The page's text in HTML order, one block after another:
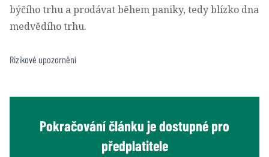
býčího trhu a prodávat během paniky, tedy blízko dna
medvědího trhu.
Rizikové upozornění
Pokračování článku je dostupné pro
předplatitele